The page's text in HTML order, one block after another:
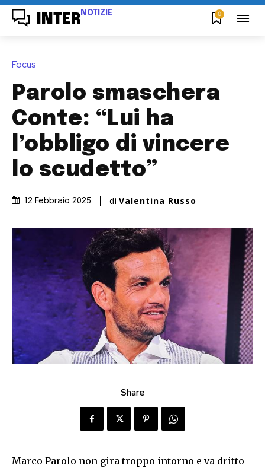
INTER NOTIZIE 0
Focus
Parolo smaschera
Conte: “Lui ha
l’obbligo di vincere
lo scudetto”
12 Febbraio 2025 di Valentina Russo
Share
Marco Parolo non gira troppo intorno e va dritto